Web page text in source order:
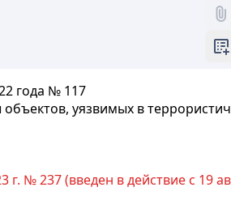
года № 117
уязвимых в
№ 237 (введен в действие с 19